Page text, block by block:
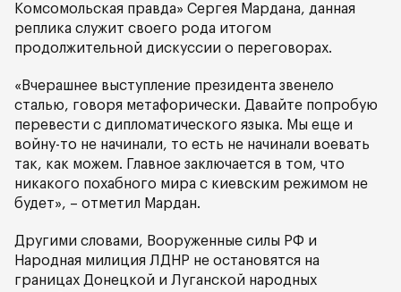
Комсомольская правда» Сергея Мардана, данная
реплика служит своего рода итогом
продолжительной дискуссии о переговорах.
«Вчерашнее выступление президента звенело
сталью, говоря метафорически. Давайте попробую
перевести с дипломатического языка. Мы еще и
войну-то не начинали, то есть не начинали воевать
так, как можем. Главное заключается в том, что
никакого похабного мира с киевским режимом не
будет», – отметил Мардан.
Другими словами, Вооруженные силы РФ и
Народная милиция ЛДНР не остановятся на
границах Донецкой и Луганской народных